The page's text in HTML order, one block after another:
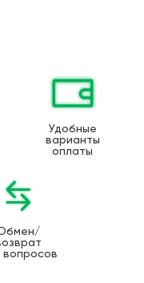
Удобные
варианты
оплаты
вопросов